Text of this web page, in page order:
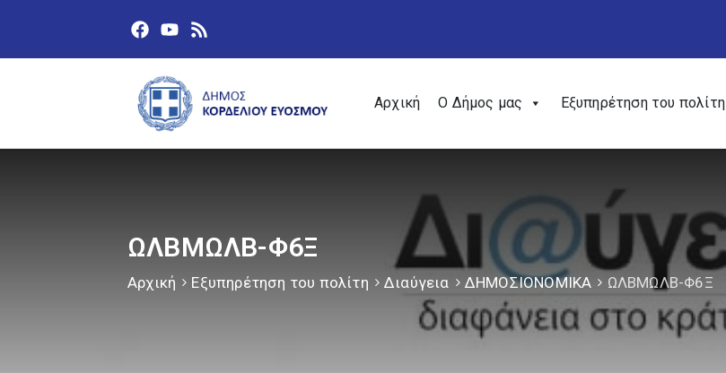
Αρχική Ο Δήμος μας Εξυπηρέτηση του πολίτη
ΩΛΒΜΩΛΒ-Φ6Ξ
Αρχική Εξυπηρέτηση του πολίτη Διαύγεια ΔΗΜΟΣΙΟΝΟΜΙΚΑ ΩΛΒΜΩΛΒ-Φ6Ξ